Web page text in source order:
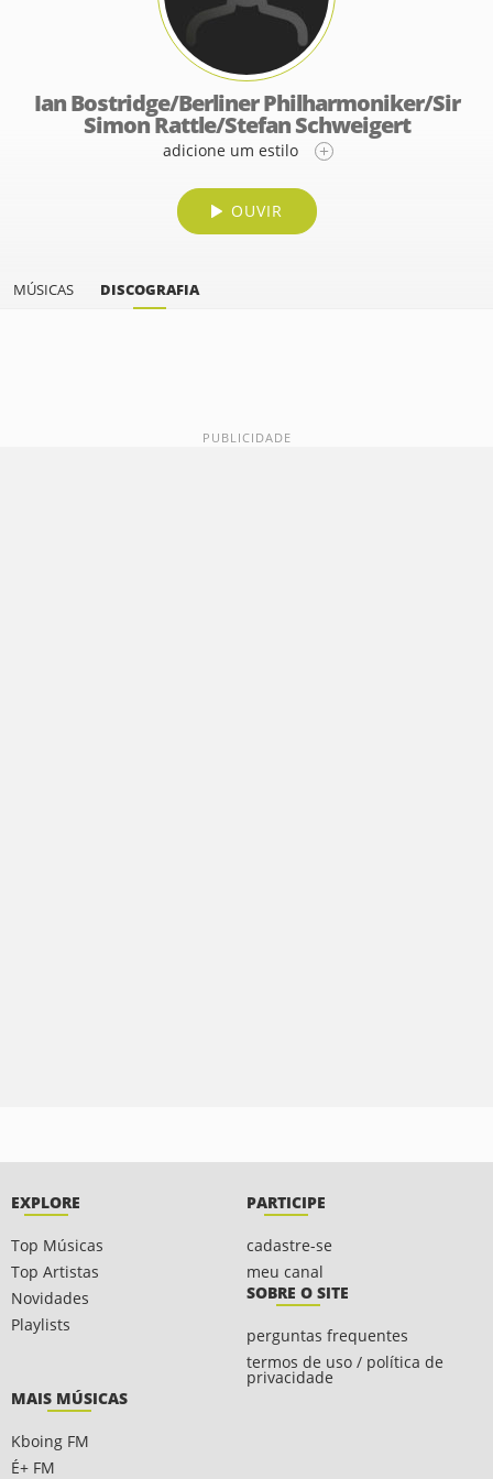
Ian Bostridge/Berliner Philharmoniker/Sir
Simon Rattle/Stefan Schweigert
adicione um estilo
OUVIR
MÚSICAS DISCOGRAFIA
EXPLORE
Top Músicas
Top Artistas
Novidades
Playlists
PARTICIPE
cadastre-se
meu canal
SOBRE O SITE
perguntas frequentes
termos de uso / política de
privacidade
MAIS MÚSICAS
Kboing FM
É+ FM